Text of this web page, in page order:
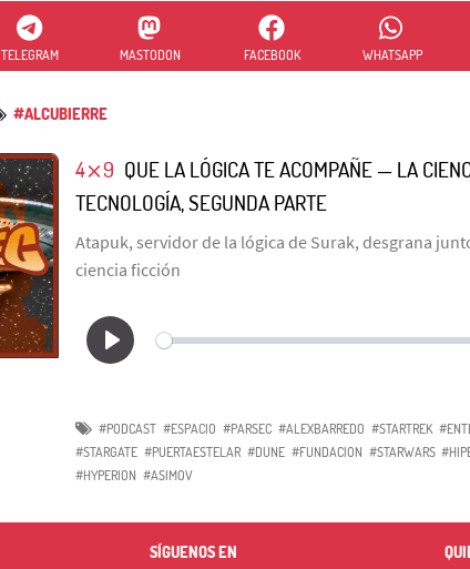
TELEGRAM MASTODON FACEBOOK WHATSAPP
#ALCUBIERRE
4⨯9 QUE LA LÓGICA TE ACOMPAÑE — LA
TECNOLOGÍA, SEGUNDA PARTE
Atapuk, servidor de la lógica de Surak, desgrana
ciencia ficción
#PODCAST #ESPACIO #PARSEC #ALEXBARREDO #STARTREK
#STARGATE #PUERTAESTELAR #DUNE #FUNDACION #STARWARS
#HYPERION #ASIMOV
SÍGUENOS EN